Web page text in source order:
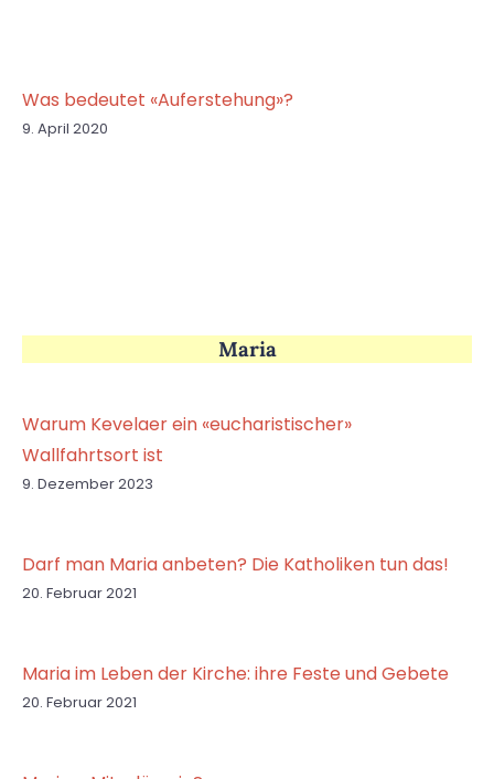
Was bedeutet «Auferstehung»?
9. April 2020
Maria
Warum Kevelaer ein «eucharistischer»
Wallfahrtsort ist
9. Dezember 2023
Darf man Maria anbeten? Die Katholiken tun das!
20. Februar 2021
Maria im Leben der Kirche: ihre Feste und Gebete
20. Februar 2021